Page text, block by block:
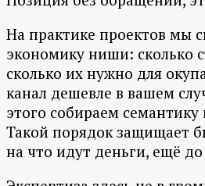
На практике проектов мы
экономику ниши: сколько
сколько их нужно для
канал дешевле в вашем
этого собираем
Такой порядок защищает
на что идут деньги, ещё до